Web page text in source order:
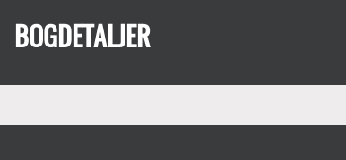
BOGDETALJER